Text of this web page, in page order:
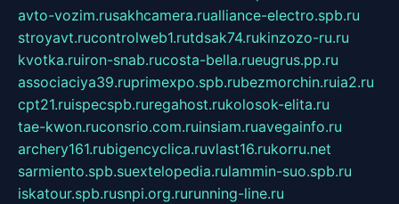
avto-vozim.rusakhcamera.rualliance-electro.spb.ru
stroyavt.rucontrolweb1.rutdsak74.rukinzozo-ru.ru
kvotka.ruiron-snab.rucosta-bella.rueugrus.pp.ru
associaciya39.ruprimexpo.spb.rubezmorchin.ruia2.ru
cpt21.ruispecspb.ruregahost.rukolosok-elita.ru
tae-kwon.ruconsrio.com.ruinsiam.ruavegainfo.ru
archery161.rubigencyclica.ruvlast16.rukorru.net
sarmiento.spb.suextelopedia.rulammin-suo.spb.ru
iskatour.spb.rusnpi.org.rurunning-line.ru